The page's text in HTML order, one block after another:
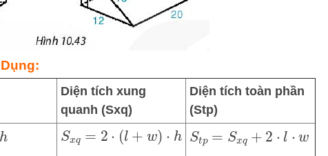
Diện tích xung
quanh (Sxq​)
Diện tích toàn phần
(Stp​)
Sxq= 2⋅ (l +w)⋅ h Stp =Sxq +2 ⋅l ⋅w